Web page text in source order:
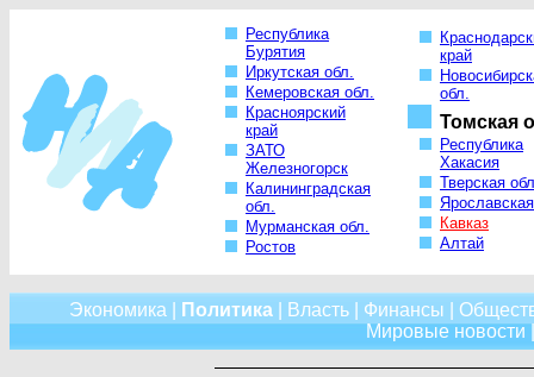
Республика
Бурятия
Иркутская обл.
Кемеровская обл.
Красноярский
край
ЗАТО
Железногорск
Калининградская
обл.
Мурманская обл.
Ростов
край
обл.
Томская
Республика
Хакасия
Тверская
Кавказ
Алтай
Экономика Политика| Власть| Финансы
Мировые новости